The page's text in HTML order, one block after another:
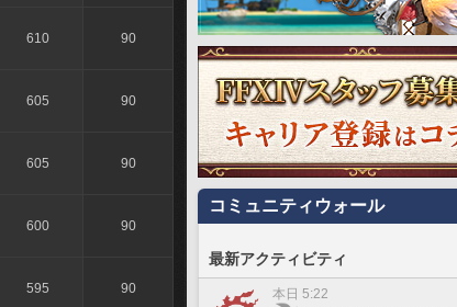
610 90
605 90
605 90
600 90
595 90
コミュニティウォール
最新アクティビティ
本日 5:22